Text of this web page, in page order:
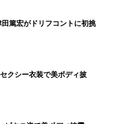
篤宏がドリフコントに初挑
クシー衣装で美ボディ披